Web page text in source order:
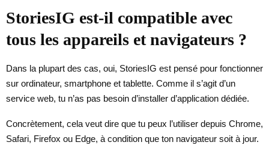
StoriesIG est-il compatible avec
tous les appareils et navigateurs ?
Dans la plupart des cas, oui, StoriesIG est pensé pour fonctionner
sur ordinateur, smartphone et tablette. Comme il s’agit d’un
service web, tu n’as pas besoin d’installer d’application dédiée.
Concrètement, cela veut dire que tu peux l’utiliser depuis Chrome,
Safari, Firefox ou Edge, à condition que ton navigateur soit à jour.